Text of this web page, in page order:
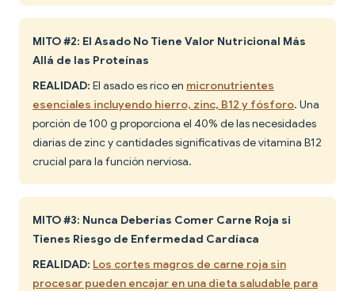
MITO #2: El Asado No Tiene Valor Nutricional Más
Allá de las Proteínas
REALIDAD: El asado es rico en micronutrientes
esenciales incluyendo hierro, zinc, B12 y fósforo. Una
porción de 100 g proporciona el 40% de las necesidades
diarias de zinc y cantidades significativas de vitamina B12
crucial para la función nerviosa.
MITO #3: Nunca Deberías Comer Carne Roja si
Tienes Riesgo de Enfermedad Cardíaca
REALIDAD: Los cortes magros de carne roja sin
procesar pueden encajar en una dieta saludable para